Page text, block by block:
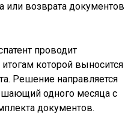
или возврата документов
проводит
которой выносится
Решение направляется
одного месяца с
документов.